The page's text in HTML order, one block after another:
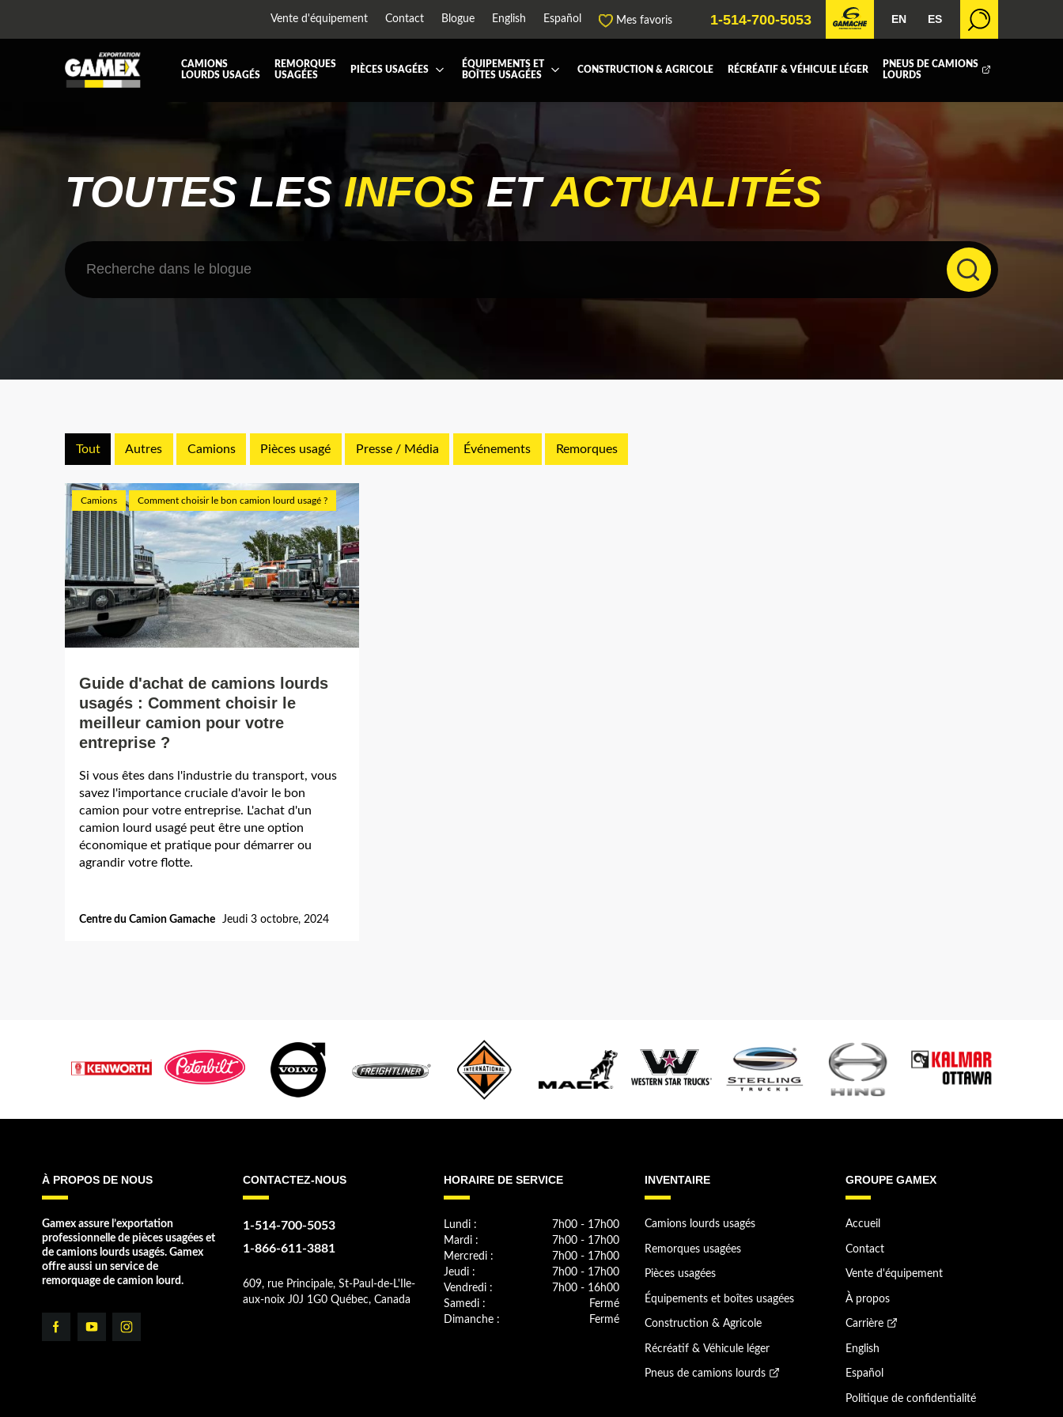
Vente d'équipement Contact Blogue English Español Mes favoris 1-514-700-5053 EN ES
CAMIONS
LOURDS USAGÉS
REMORQUES
USAGÉES
PIÈCES USAGÉES
BOÎTE À BATTERIES ET COFFRE À OUTILS
EQUIPEMENT HIAB-AND-BOOM
KIT HYDRAULIQUE MOTEURS ET PIÈCES DE MOTEURS PARE-CHOC
RADIATEUR ET PIÈCES DE RADIATEURS
RÉSERVOIR DIESEL - RÉSERVOIR A AIR
TRANSMISSION ET PIÈCES DE TRANSMISSIONS
ÉQUIPEMENTS ET
BOÎTES USAGÉES
BOITE RÉFRIGERE
ÉQUIPEMENT À NEIGE
CONSTRUCTION & AGRICOLE RÉCRÉATIF & VÉHICULE LÉGER
PNEUS DE CAMIONS
LOURDS
TOUTES LESINFOSETACTUALITÉS
Tout Autres Camions Pièces usagé Presse / Média Événements Remorques
Camions Comment choisir le bon camion lourd usagé ?
Guide d'achat de camions lourds
usagés : Comment choisir le
meilleur camion pour votre
entreprise ?
Si vous êtes dans l'industrie du transport, vous
savez l'importance cruciale d'avoir le bon
camion pour votre entreprise. L'achat d'un
camion lourd usagé peut être une option
économique et pratique pour démarrer ou
agrandir votre flotte.
Centre du Camion Gamache Jeudi 3 octobre, 2024
À PROPOS DE NOUS
Gamex assure l’exportation
professionnelle de pièces usagées et
de camions lourds usagés. Gamex
offre aussi un service de
remorquage de camion lourd.
CONTACTEZ-NOUS
1-514-700-5053
1-866-611-3881
609, rue Principale, St-Paul-de-L'Ile-
aux-noix J0J 1G0 Québec, Canada
HORAIRE DE SERVICE
Lundi :
7h00 - 17h00
Mardi :
7h00 - 17h00
Mercredi :
7h00 - 17h00
Jeudi :
7h00 - 17h00
Vendredi :
7h00 - 16h00
Samedi :
Fermé
Dimanche :
Fermé
INVENTAIRE
Camions lourds usagés
Remorques usagées
Pièces usagées
Équipements et boîtes usagées
Construction & Agricole
Récréatif & Véhicule léger
Pneus de camions lourds
GROUPE GAMEX
Accueil
Contact
Vente d'équipement
À propos
Carrière
English
Español
Politique de confidentialité